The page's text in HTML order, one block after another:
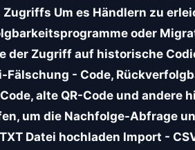
Um es Händlern zu
oder
der Zugriff auf historische
- Code,
alte QR-Code und andere
um die Nachfolge-Abfrage
Datei hochladen Import -